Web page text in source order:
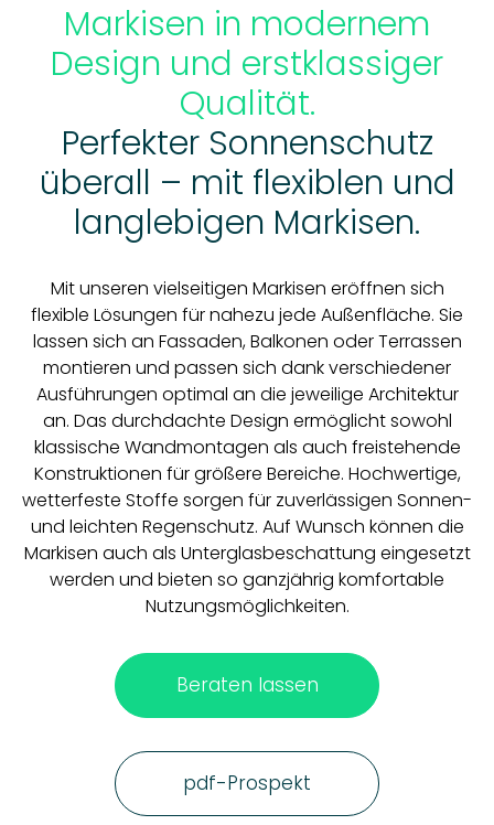
Markisen in modernem
Design und erstklassiger
Qualität.
Perfekter Sonnenschutz
überall – mit flexiblen und
langlebigen Markisen.
Mit unseren vielseitigen Markisen eröffnen sich
flexible Lösungen für nahezu jede Außenfläche. Sie
lassen sich an Fassaden, Balkonen oder Terrassen
montieren und passen sich dank verschiedener
Ausführungen optimal an die jeweilige Architektur
an. Das durchdachte Design ermöglicht sowohl
klassische Wandmontagen als auch freistehende
Konstruktionen für größere Bereiche. Hochwertige,
wetterfeste Stoffe sorgen für zuverlässigen Sonnen-
und leichten Regenschutz. Auf Wunsch können die
Markisen auch als Unterglasbeschattung eingesetzt
werden und bieten so ganzjährig komfortable
Nutzungsmöglichkeiten.
Beraten lassen
pdf-Prospekt